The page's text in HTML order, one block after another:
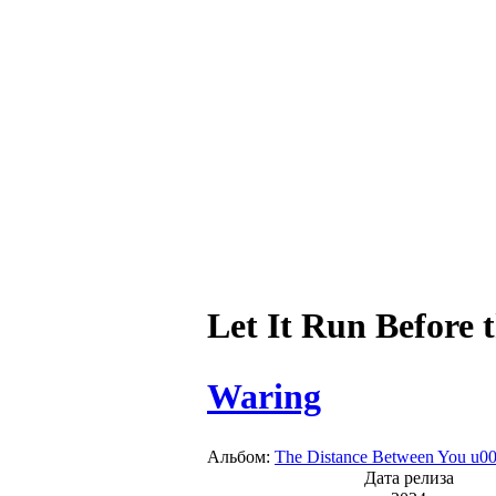
Let It Run Before
Waring
Альбом: The Distance Between You
Дата релиза